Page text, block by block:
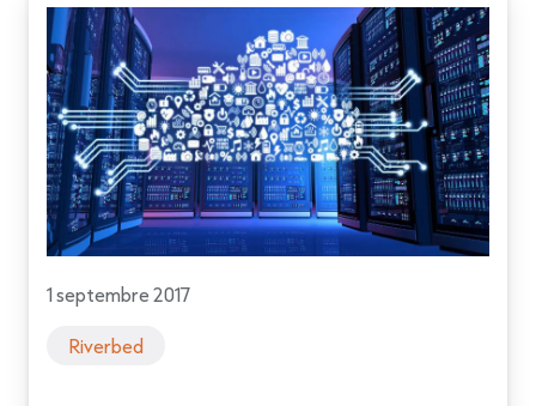
1 septembre 2017
Riverbed